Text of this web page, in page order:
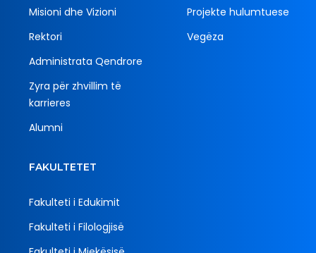
Misioni dhe Vizioni
Rektori
Administrata Qendrore
Zyra për zhvillim të
karrieres
Alumni
Projekte hulumtuese
Vegëza
FAKULTETET
Fakulteti i Edukimit
Fakulteti i Filologjisë